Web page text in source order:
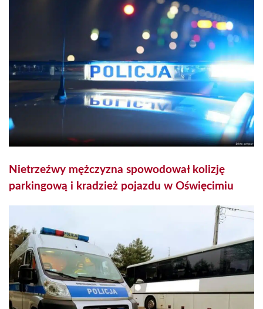
Nietrzeźwy mężczyzna spowodował kolizję
parkingową i kradzież pojazdu w Oświęcimiu